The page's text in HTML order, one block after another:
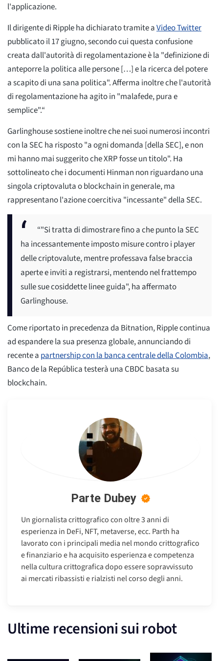
l'applicazione.
Il dirigente di Ripple ha dichiarato tramite aVideo Twitter
pubblicato il 17 giugno, secondo cui questa confusione
creata dall'autorità di regolamentazione è la "definizione di
anteporre la politica alle persone […] e la ricerca del potere
a scapito di una sana politica". Afferma inoltre che l'autorità
di regolamentazione ha agito in "malafede, pura e
semplice".“
Garlinghouse sostiene inoltre che nei suoi numerosi incontri
con la SEC ha risposto "a ogni domanda [della SEC], e non
mi hanno mai suggerito che XRP fosse un titolo". Ha
sottolineato che i documenti Hinman non riguardano una
singola criptovaluta o blockchain in generale, ma
rappresentano l'azione coercitiva "incessante" della SEC.
“"Si tratta di dimostrare fino a che punto la SEC
ha incessantemente imposto misure contro i player
delle criptovalute, mentre professava false braccia
aperte e inviti a registrarsi, mentendo nel frattempo
sulle sue cosiddette linee guida", ha affermato
Garlinghouse.
Come riportato in precedenza da Bitnation, Ripple continua
ad espandere la sua presenza globale, annunciando di
recente a partnership con la banca centrale della Colombia,
Banco de la República testerà una CBDC basata su
blockchain.
Parte Dubey
Un giornalista crittografico con oltre 3 anni di
esperienza in DeFi, NFT, metaverse, ecc. Parth ha
lavorato con i principali media nel mondo crittografico
e finanziario e ha acquisito esperienza e competenza
nella cultura crittografica dopo essere sopravvissuto
ai mercati ribassisti e rialzisti nel corso degli anni.
Ultime recensioni sui robot